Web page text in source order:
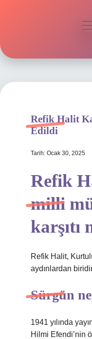
Hakkımızda
Refik Halit
Edildi
Tarih: Ocak 30, 2025
Refik
milli
karşıtı
Refik Halit,
aydınlardan
Sürgün
1941 yılında
Hilmi Efendi’nin